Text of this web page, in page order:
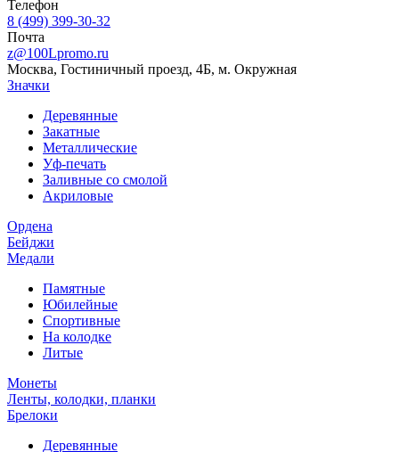
Телефон
8 (499) 399-30-32
Почта
z@100Lpromo.ru
Москва, Гостиничный проезд, 4Б, м. Окружная
Значки
Деревянные
Закатные
Металлические
Уф-печать
Заливные со смолой
Акриловые
Ордена
Бейджи
Медали
Памятные
Юбилейные
Спортивные
На колодке
Литые
Монеты
Ленты, колодки, планки
Брелоки
Деревянные